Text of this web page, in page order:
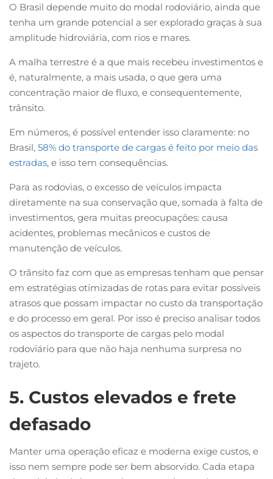
O Brasil depende muito do modal rodoviário, ainda que
tenha um grande potencial a ser explorado graças à sua
amplitude hidroviária, com rios e mares.
A malha terrestre é a que mais recebeu investimentos e
é, naturalmente, a mais usada, o que gera uma
concentração maior de fluxo, e consequentemente,
trânsito.
Em números, é possível entender isso claramente: no
Brasil, 58% do transporte de cargas é feito por meio das
estradas, e isso tem consequências.
Para as rodovias, o excesso de veículos impacta
diretamente na sua conservação que, somada à falta de
investimentos, gera muitas preocupações: causa
acidentes, problemas mecânicos e custos de
manutenção de veículos.
O trânsito faz com que as empresas tenham que pensar
em estratégias otimizadas de rotas para evitar possíveis
atrasos que possam impactar no custo da transportação
e do processo em geral. Por isso é preciso analisar todos
os aspectos do transporte de cargas pelo modal
rodoviário para que não haja nenhuma surpresa no
trajeto.
5. Custos elevados e frete
defasado
Manter uma operação eficaz e moderna exige custos, e
isso nem sempre pode ser bem absorvido. Cada etapa